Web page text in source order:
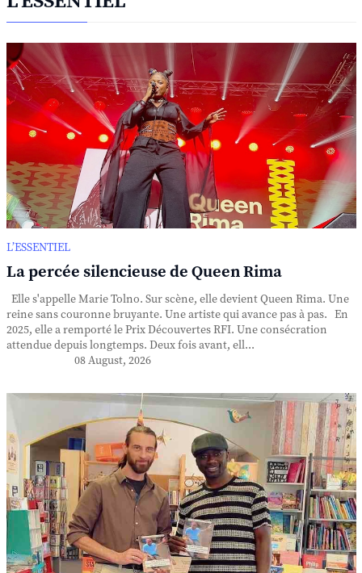
L’ESSENTIEL
La percée silencieuse de Queen Rima
Elle s'appelle Marie Tolno. Sur scène, elle devient Queen Rima. Une
reine sans couronne bruyante. Une artiste qui avance pas à pas. En
2025, elle a remporté le Prix Découvertes RFI. Une consécration
attendue depuis longtemps. Deux fois avant, ell...
08 August, 2026